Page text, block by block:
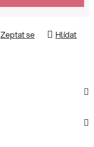
Zeptat se Hlídat